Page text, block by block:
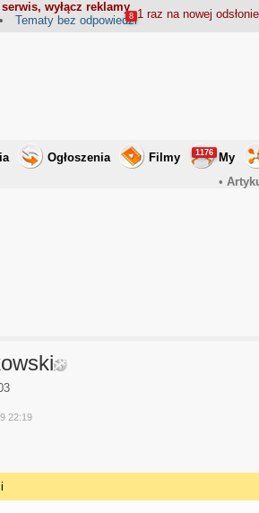
wyłącz reklamy
1 raz na nowej
Tematy bez odpowiedzi
8
Ogłoszenia Filmy My
1176
•
22:19